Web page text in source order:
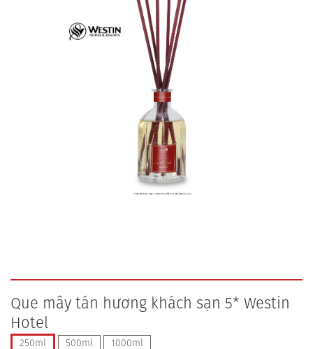
Que mây tán hương khách sạn 5* Westin
Hotel
250ml 500ml 1000ml